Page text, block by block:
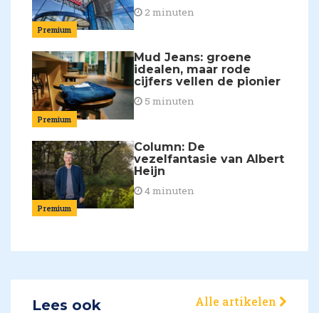
Premium
2 minuten
Premium
Mud Jeans: groene
idealen, maar rode
cijfers vellen de pionier
5 minuten
Premium
Column: De
vezelfantasie van Albert
Heijn
4 minuten
Lees ook Alle artikelen